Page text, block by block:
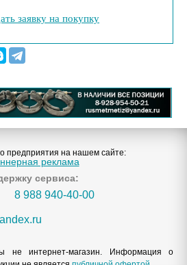
заявку на покупку
предприятия на нашем сайте:
реклама
сервиса:
8 988 940-40-00
не интернет-магазин. Информация о